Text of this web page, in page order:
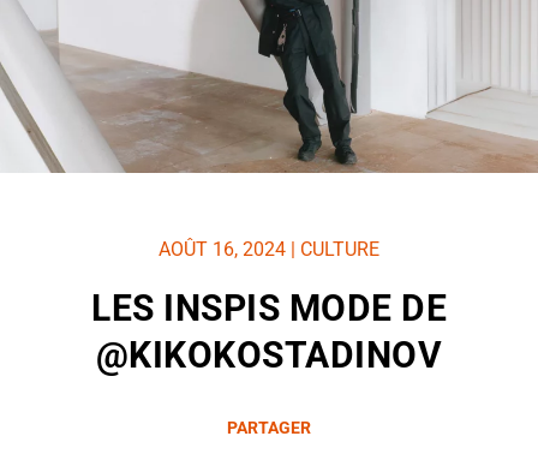
LES INSPIS MODE DE
@KIKOKOSTADINOV
AOÛT 16, 2024 | CULTURE
PARTAGER